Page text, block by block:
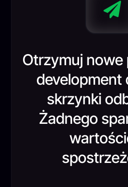

Otrzymuj nowe
development
skrzynki
Żadnego